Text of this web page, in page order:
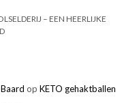
– EEN HEERLIJKE
op KETO gehaktballen